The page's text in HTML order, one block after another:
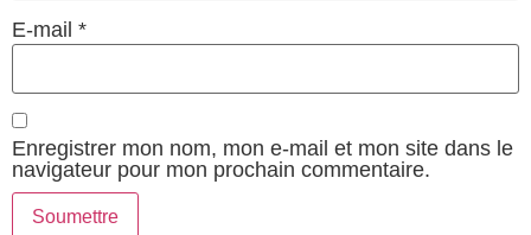
E-mail *
Enregistrer mon nom, mon e-mail et mon site dans le
navigateur pour mon prochain commentaire.